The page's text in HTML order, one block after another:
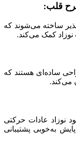
ساخته می‌شوند که
کمک می‌کند.
ساده‌ای هستند که
می‌کند.
نوزاد عادات حرکتی
به‌خوبی پشتیبانی